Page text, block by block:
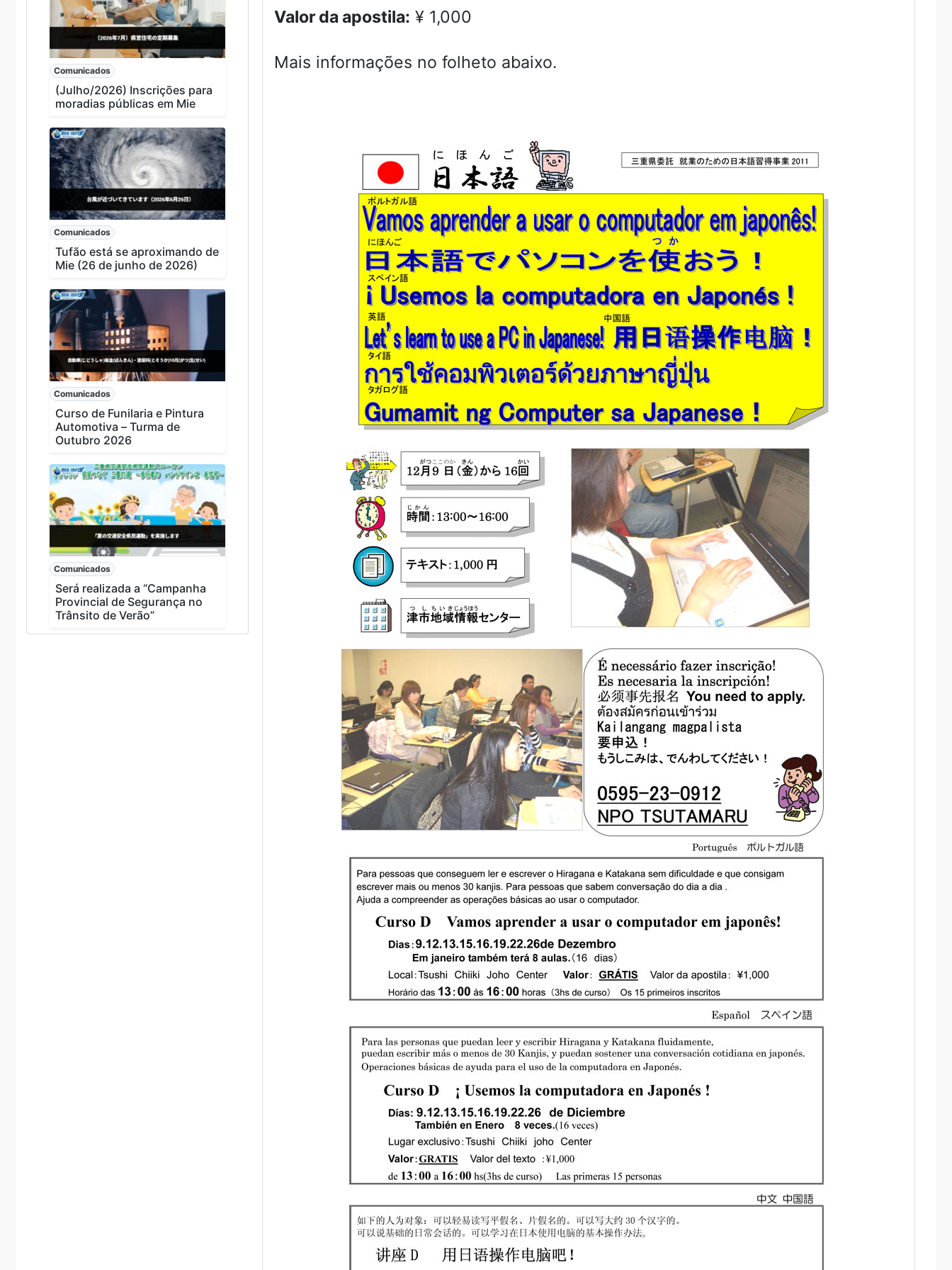
Comunicados
(Julho/2026) Inscrições para
moradias públicas em Mie
Comunicados
Tufão está se aproximando de
Mie (26 de junho de 2026)
Comunicados
Curso de Funilaria e Pintura
Automotiva – Turma de
Outubro 2026
Comunicados
Será realizada a “Campanha
Provincial de Segurança no
Trânsito de Verão”
Valor da apostila: ¥ 1,000
Mais informações no folheto abaixo.